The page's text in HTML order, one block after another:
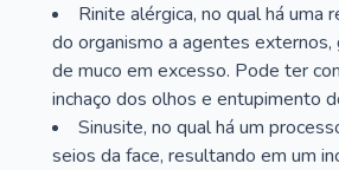
Rinite alérgica, no qual há uma
do organismo a agentes externos,
de muco em excesso. Pode ter
inchaço dos olhos e entupimento
Sinusite, no qual há um
seios da face, resultando em um